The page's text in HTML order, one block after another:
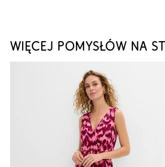
WIĘCEJ POMYSŁÓW NA